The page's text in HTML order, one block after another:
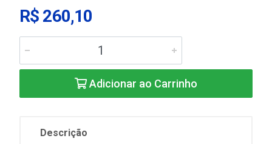
R$ 260,10
Adicionar ao Carrinho
Descrição